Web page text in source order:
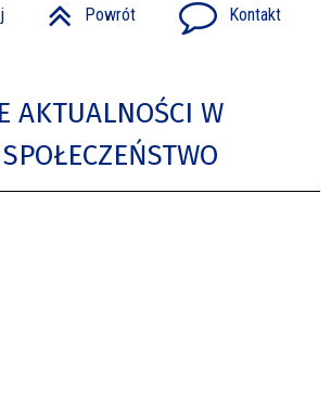
Powrót Kontakt
AKTUALNOŚCI W